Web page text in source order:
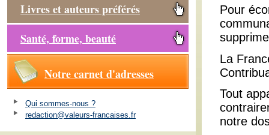
Livres et auteurs préférés
Santé, forme, beauté
Notre carnet d'adresses
Qui sommes-nous ?
redaction@valeurs-francaises.fr
Pour
La
Tout
notre